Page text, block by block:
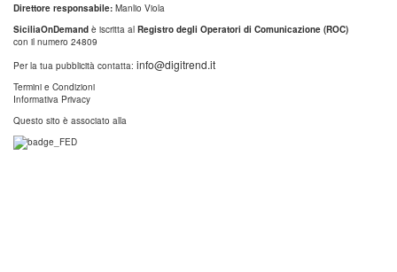
Direttore responsabile: Manlio Viola
SiciliaOnDemand è iscritta al Registro degli Operatori di Comunicazione (ROC)
con il numero 24809
Per la tua pubblicità contatta: info@digitrend.it
Termini e Condizioni
Informativa Privacy
Questo sito è associato alla